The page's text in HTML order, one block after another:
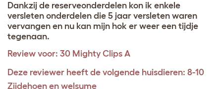
Dankzij de reserveonderdelen kon ik enkele
versleten onderdelen die 5 jaar versleten waren
vervangen en nu kan mijn hok er weer een tijdje
tegenaan.
Review voor: 30 Mighty Clips A
Deze reviewer heeft de volgende huisdieren: 8-10
Zijdehoen en welsume